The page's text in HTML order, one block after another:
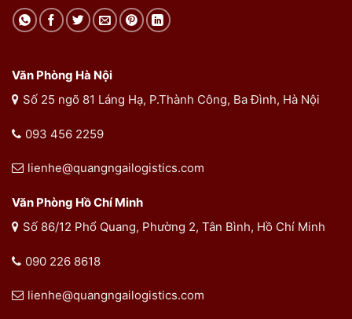
Văn Phòng Hà Nội
Số 25 ngõ 81 Láng Hạ, P.Thành Công, Ba Đình, Hà Nội
093 456 2259
lienhe@quangngailogistics.com
Văn Phòng Hồ Chí Minh
Số 86/12 Phổ Quang, Phường 2, Tân Bình, Hồ Chí Minh
090 226 8618
lienhe@quangngailogistics.com